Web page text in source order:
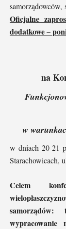
Oficjalne
dodatkowe –
na
w
w dniach 20-21
Starachowicach,
Celem
samorządów: